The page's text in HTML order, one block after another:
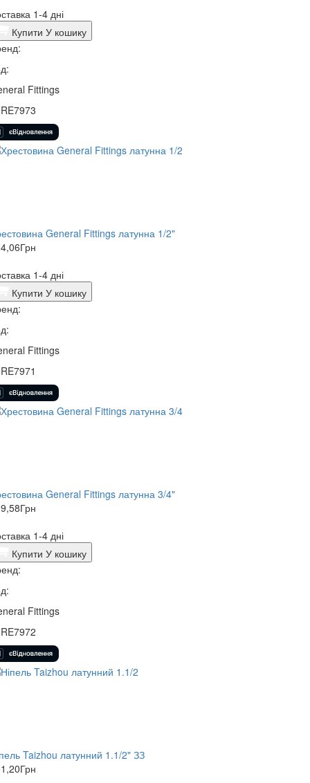
1-4 дні
Купити У кошику
Fittings
General Fittings латунна 1/2"
Грн
1-4 дні
Купити У кошику
Fittings
General Fittings латунна 3/4"
Грн
1-4 дні
Купити У кошику
Fittings
Taizhou латунний 1.1/2" ЗЗ
Грн